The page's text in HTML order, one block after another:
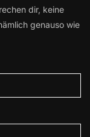
dir, keine
genauso wie